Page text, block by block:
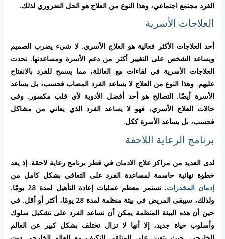
الفرد مجتمع اجتماعي، وهذا النوع من العلاج هو الحل الضروري لذلك.
العلاجات الأسرية
أحد العلاجات الأكثر فعالية هو العلاج الأسري. لا شيء يضرب الصميم
ويساعد الشخص على التغيير أكثر من دعم الأسرة ومساعدتها. تحدث
العلاجات الأسرية في لقاءات مع العائلة، مما يسمح للفرد بالانفتاح
عليهم. وهذا النوع من العلاج لا يساعد الفرد المصاب فحسب، بل يساعد
الأسرة أيضًا. التصالح هو أحد أفضل الأدوية لأي قلب مكسور. وفي
حالات العلاج الأسري، فهو لا يساعد الفرد الذي يعاني من مشاكل
فحسب، بل يساعد الأسرة ككل.
برنامج الرعاية اللاحقة
لدى العديد من مراكز علاج الادمان في قطر برنامج رعاية لاحقة. إذ يعد
خطوة نهائية حاسمة لمساعدة الفرد على التعافي بشكل كامل من
إدمان المخدرات
. تستمر معظم عمليات إعادة التأهيل لمدة 28 يومًا.
ولذلك، سيبقى المريض في بيئة منظمة لمدة 28 يومًا، أكثر أو أقل. في
حين أن هذه البيئة المنظمة يمكن أن تساعد الفرد على تشكيل سلوك
وأسلوب حياة جديد، إلا أنها لا تزال تختلف بشكل كبير عن العالم